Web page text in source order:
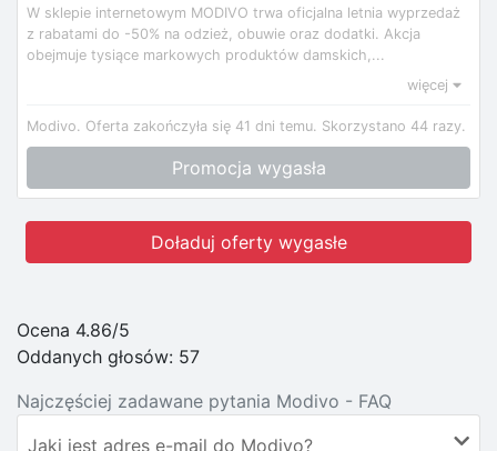
W sklepie internetowym MODIVO trwa oficjalna letnia wyprzedaż
z rabatami do -50% na odzież, obuwie oraz dodatki. Akcja
obejmuje tysiące markowych produktów damskich,...
więcej
Modivo. Oferta zakończyła się 41 dni temu. Skorzystano 44 razy.
Promocja wygasła
Doładuj oferty wygasłe
Ocena 4.86/5
Oddanych głosów: 57
Najczęściej zadawane pytania Modivo - FAQ
Jaki jest adres e-mail do Modivo?